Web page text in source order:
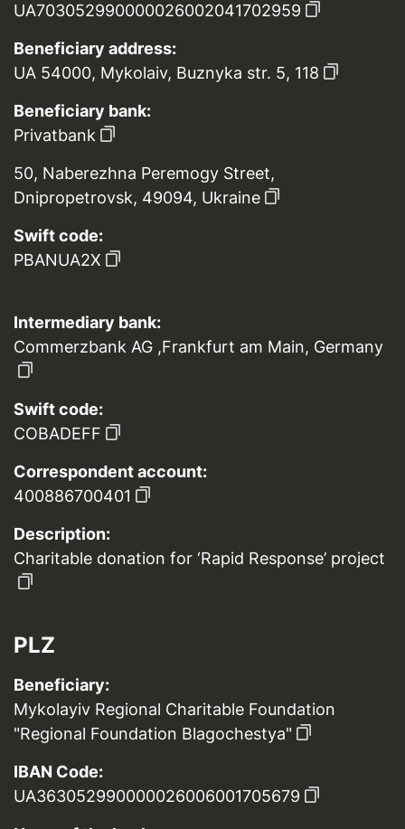
UA703052990000026002041702959
Beneficiary address:
UA 54000, Mykolaiv, Buznyka str. 5, 118
Beneficiary bank:
Privatbank
50, Naberezhna Peremogy Street,
Dnipropetrovsk, 49094, Ukraine
Swift code:
PBANUA2X
Intermediary bank:
Commerzbank AG ,Frankfurt am Main, Germany
Swift code:
COBADEFF
Correspondent account:
400886700401
Description:
Charitable donation for ‘Rapid Response’ project
PLZ
Beneficiary:
Mykolayiv Regional Charitable Foundation
"Regional Foundation Blagochestya"
IBAN Code:
UA363052990000026006001705679